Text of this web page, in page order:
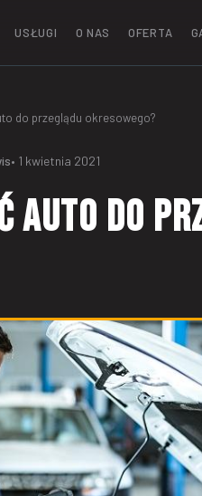
USŁUGI O NAS OFERTA
do przeglądu okresowego?
• 1 kwietnia 2021
auto do